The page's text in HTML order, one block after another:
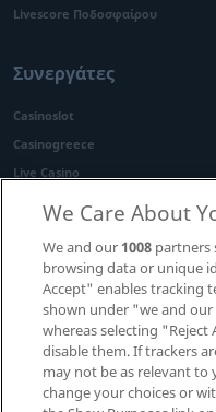
Livescore Ποδοσφαίρου
Συνεργάτες
Casinoslot
Casinogreece
Live Casino
Πολιτική
Απορρήτου
©2026
We Care About
We and our 1008partners
browsing data or unique
Accept" enables tracking
shown under "we and
whereas selecting
disable them. If trackers
may not be as relevant to
change your choices or